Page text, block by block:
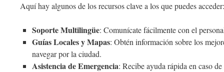
Aquí hay algunos de los recursos clave a los que puedes acceder:
Soporte Multilingüe: Comunícate fácilmente con el
Guías Locales y Mapas: Obtén información sobre los
navegar por la ciudad.
Asistencia de Emergencia: Recibe ayuda rápida en caso